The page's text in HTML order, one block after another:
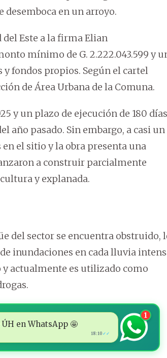
en un arroyo.
Este a la firma Elian
mínimo de G. 2.222.043.599 y
y fondos propios. Según el cartel
de Área Urbana de la Comuna.
y un plazo de ejecución de 180
año pasado. Sin embargo, a casi un
el sitio y la obra presenta una
a construir parcialmente
y explanada.
del sector se encuentra obstruido,
inundaciones en cada lluvia
y actualmente es utilizado como
en WhatsApp 🤩
18:10 ✓✓
1